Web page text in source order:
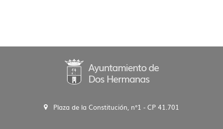
Plaza de la Constitución, n°1 - CP 41.701